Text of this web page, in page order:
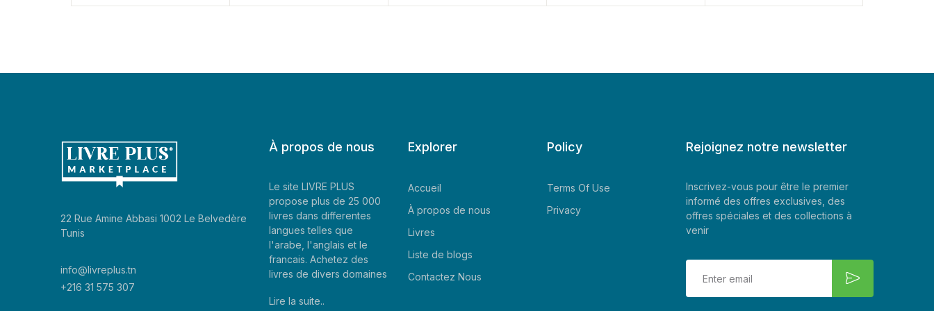
22 Rue Amine Abbasi 1002 Le Belvedère
Tunis
info@livreplus.tn
+216 31 575 307
À propos de nous
Le site LIVRE PLUS
propose plus de 25 000
livres dans differentes
langues telles que
l'arabe, l'anglais et le
francais. Achetez des
livres de divers domaines
Lire la suite..
Explorer
Accueil
À propos de nous
Livres
Liste de blogs
Contactez Nous
Policy
Terms Of Use
Privacy
Rejoignez notre newsletter
Inscrivez-vous pour être le premier
informé des offres exclusives, des
offres spéciales et des collections à
venir